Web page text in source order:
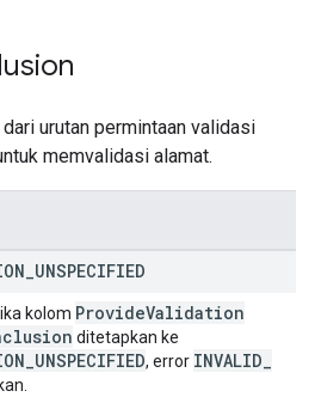
urutan permintaan validasi
memvalidasi alamat.
UNSPECIFIED
kolom ProvideValidation
ditetapkan ke
UNSPECIFIED, error INVALID